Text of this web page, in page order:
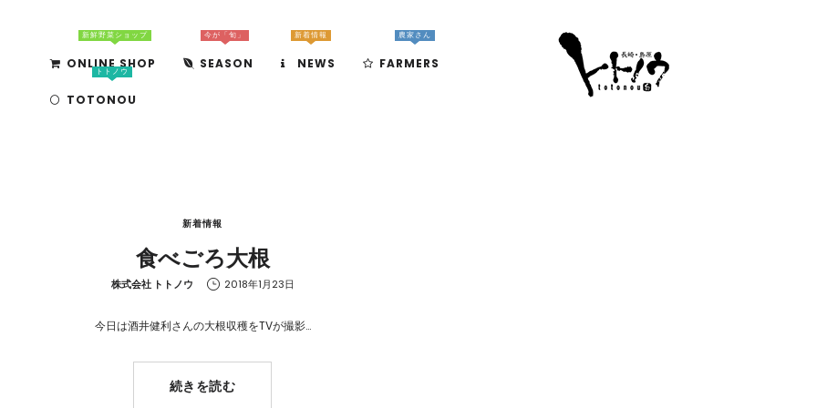
ONLINE SHOP
新鮮野菜ショップ
SEASON
今が「旬」
NEWS
新着情報
FARMERS
農家さん
TOTONOU
トトノウ
新着情報
食べごろ大根
by
株式会社 トトノウ 2018年1月23日
今日は酒井健利さんの大根収穫をTVが撮影…
続きを読む